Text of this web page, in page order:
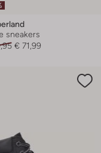
sneakers
€ 71,99